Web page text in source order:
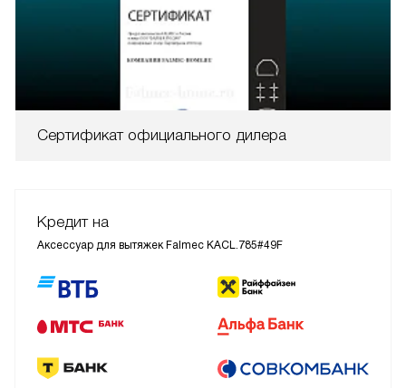
Сертификат официального дилера
Кредит на
Аксессуар для вытяжек Falmec KACL.785#49F